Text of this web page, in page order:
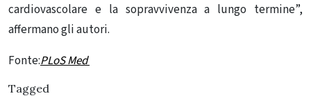
cardiovascolare e la sopravvivenza a lungo termine”,
affermano gli autori.
Fonte:PLoS Med
Tagged